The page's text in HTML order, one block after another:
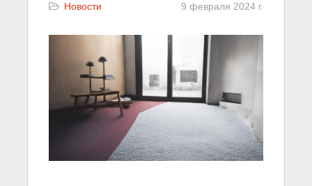
Новости 9 февраля 2024 г.